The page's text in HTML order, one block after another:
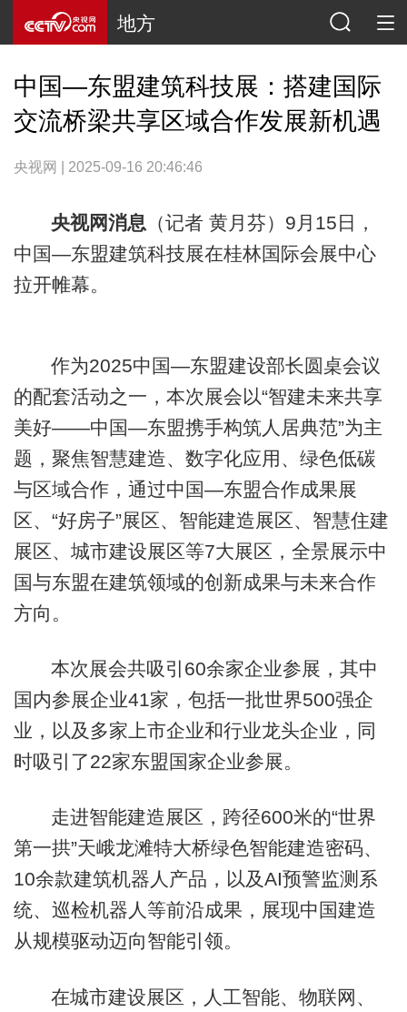
地方
中国—东盟建筑科技展：搭建国际
交流桥梁共享区域合作发展新机遇
央视网 | 2025-09-16 20:46:46
央视网消息 （记者 黄月芬）9月15日，
中国—东盟建筑科技展在桂林国际会展中心
拉开帷幕。
作为2025中国—东盟建设部长圆桌会议
的配套活动之一，本次展会以“智建未来共享
美好——中国—东盟携手构筑人居典范”为主
题，聚焦智慧建造、数字化应用、绿色低碳
与区域合作，通过中国—东盟合作成果展
区、“好房子”展区、智能建造展区、智慧住建
展区、城市建设展区等7大展区，全景展示中
国与东盟在建筑领域的创新成果与未来合作
方向。
本次展会共吸引60余家企业参展，其中
国内参展企业41家，包括一批世界500强企
业，以及多家上市企业和行业龙头企业，同
时吸引了22家东盟国家企业参展。
走进智能建造展区，跨径600米的“世界
第一拱”天峨龙滩特大桥绿色智能建造密码、
10余款建筑机器人产品，以及AI预警监测系
统、巡检机器人等前沿成果，展现中国建造
从规模驱动迈向智能引领。
在城市建设展区，人工智能、物联网、